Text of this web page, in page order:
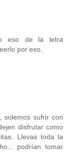
eso de la letra
por eso.
solemos sufrir con
disfrutar como
Llevas toda la
podrían tomar